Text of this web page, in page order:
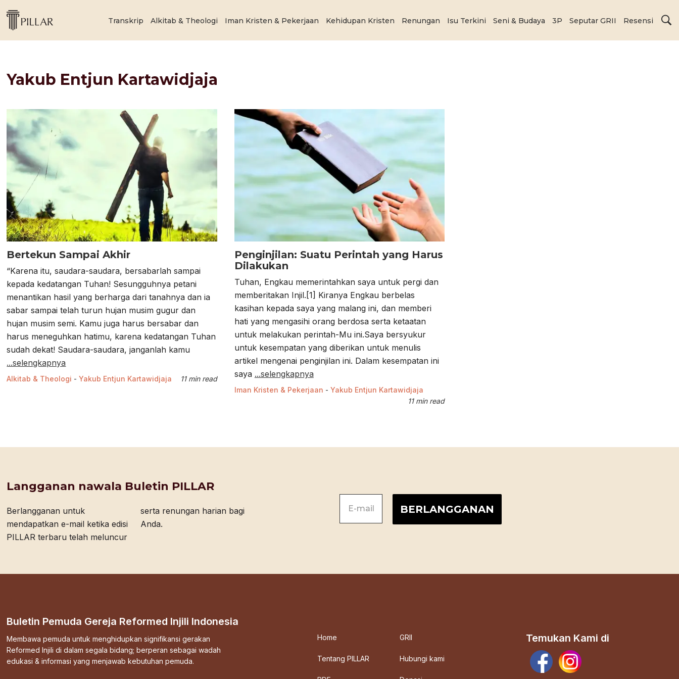
Transkrip Alkitab & Theologi Iman Kristen & Pekerjaan Kehidupan Kristen Renungan Isu Terkini Seni & Budaya 3P Seputar GRII Resensi
Yakub Entjun Kartawidjaja
Bertekun Sampai Akhir
“Karena itu, saudara-saudara, bersabarlah sampai
kepada kedatangan Tuhan! Sesungguhnya petani
menantikan hasil yang berharga dari tanahnya dan ia
sabar sampai telah turun hujan musim gugur dan
hujan musim semi. Kamu juga harus bersabar dan
harus meneguhkan hatimu, karena kedatangan Tuhan
sudah dekat! Saudara-saudara, janganlah kamu
...selengkapnya
Alkitab & Theologi -Yakub Entjun Kartawidjaja 11 min read
Penginjilan: Suatu Perintah yang Harus
Dilakukan
Tuhan, Engkau memerintahkan saya untuk pergi dan
memberitakan Injil.[1] Kiranya Engkau berbelas
kasihan kepada saya yang malang ini, dan memberi
hati yang mengasihi orang berdosa serta ketaatan
untuk melakukan perintah-Mu ini.Saya bersyukur
untuk kesempatan yang diberikan untuk menulis
artikel mengenai penginjilan ini. Dalam kesempatan ini
saya ...selengkapnya
Iman Kristen & Pekerjaan - Yakub Entjun Kartawidjaja
11 min read
Langganan nawala Buletin PILLAR
Berlangganan untuk
mendapatkan e-mail ketika edisi
PILLAR terbaru telah meluncur
serta renungan harian bagi
Anda.
Buletin Pemuda Gereja Reformed Injili Indonesia
Membawa pemuda untuk menghidupkan signifikansi gerakan
Reformed Injili di dalam segala bidang; berperan sebagai wadah
edukasi & informasi yang menjawab kebutuhan pemuda.
Temukan Kami di
Home GRII
Tentang PILLAR Hubungi kami